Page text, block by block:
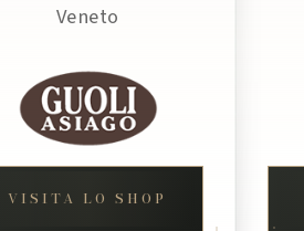
Veneto
VISITA LO SHOP